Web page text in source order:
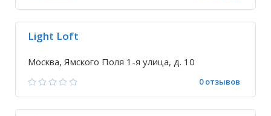
Light Loft
Москва, Ямского Поля 1-я улица, д. 10
0 отзывов